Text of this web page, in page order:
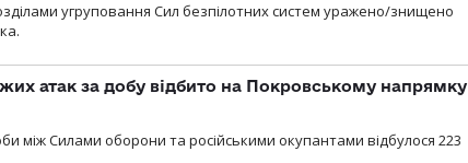
угруповання Сил безпілотних систем уражено/знищено
атак за добу відбито на Покровському напрямку
між Силами оборони та російськими окупантами відбулося 223